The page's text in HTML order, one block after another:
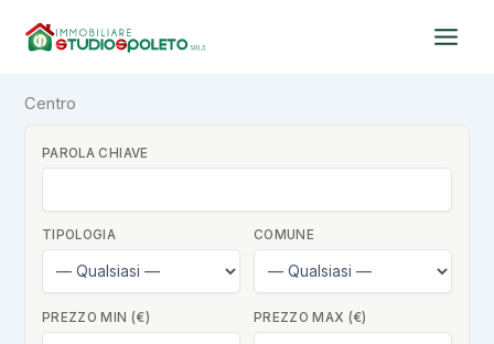
Centro
PAROLA CHIAVE
TIPOLOGIA COMUNE
PREZZO MIN (€) PREZZO MAX (€)